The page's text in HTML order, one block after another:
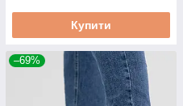
Купити
–69%